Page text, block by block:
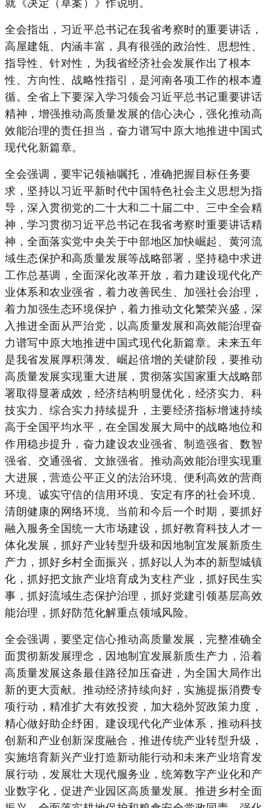
全会指出，习近平总书记在我省考察时的重要讲话，
高屋建瓴、内涵丰富，具有很强的政治性、思想性、
指导性、针对性，为我省经济社会发展作出了根本
性、方向性、战略性指引，是河南各项工作的根本遵
循。全省上下要深入学习领会习近平总书记重要讲话
精神，增强推动高质量发展的信心决心，强化推动高
效能治理的责任担当，奋力谱写中原大地推进中国式
现代化新篇章。
全会强调，要牢记领袖嘱托，准确把握目标任务要
求，坚持以习近平新时代中国特色社会主义思想为指
导，深入贯彻党的二十大和二十届二中、三中全会精
神，学习贯彻习近平总书记在我省考察时重要讲话精
神，全面落实党中央关于中部地区加快崛起、黄河流
域生态保护和高质量发展等战略部署，坚持稳中求进
工作总基调，全面深化改革开放，着力建设现代化产
业体系和农业强省，着力改善民生、加强社会治理，
着力加强生态环境保护，着力推动文化繁荣兴盛，深
入推进全面从严治党，以高质量发展和高效能治理奋
力谱写中原大地推进中国式现代化新篇章。未来五年
是我省发展厚积薄发、崛起倍增的关键阶段，要推动
高质量发展实现重大进展，贯彻落实国家重大战略部
署取得显著成效，经济结构明显优化，经济实力、科
技实力、综合实力持续提升，主要经济指标增速持续
高于全国平均水平，在全国发展大局中的战略地位和
作用稳步提升，奋力建设农业强省、制造强省、数智
强省、交通强省、文旅强省。推动高效能治理实现重
大进展，营造公平正义的法治环境、便利高效的营商
环境、诚实守信的信用环境、安定有序的社会环境、
清朗健康的网络环境。当前和今后一个时期，要抓好
融入服务全国统一大市场建设，抓好教育科技人才一
体化发展，抓好产业转型升级和因地制宜发展新质生
产力，抓好乡村全面振兴，抓好以人为本的新型城镇
化，抓好把文旅产业培育成为支柱产业，抓好民生实
事，抓好流域生态保护治理，抓好党建引领基层高效
能治理，抓好防范化解重点领域风险。
全会强调，要坚定信心推动高质量发展，完整准确全
面贯彻新发展理念，因地制宜发展新质生产力，沿着
高质量发展这条最佳路径加压奋进，为全国大局作出
新的更大贡献。推动经济持续向好，实施提振消费专
项行动，精准扩大有效投资，加大稳外贸政策力度，
精心做好助企纾困。建设现代化产业体系，推动科技
创新和产业创新深度融合，推进传统产业转型升级，
实施培育新兴产业打造新动能行动和未来产业培育发
展行动，发展壮大现代服务业，统筹数字产业化和产
业数字化，促进产业园区高质量发展。推进乡村全面